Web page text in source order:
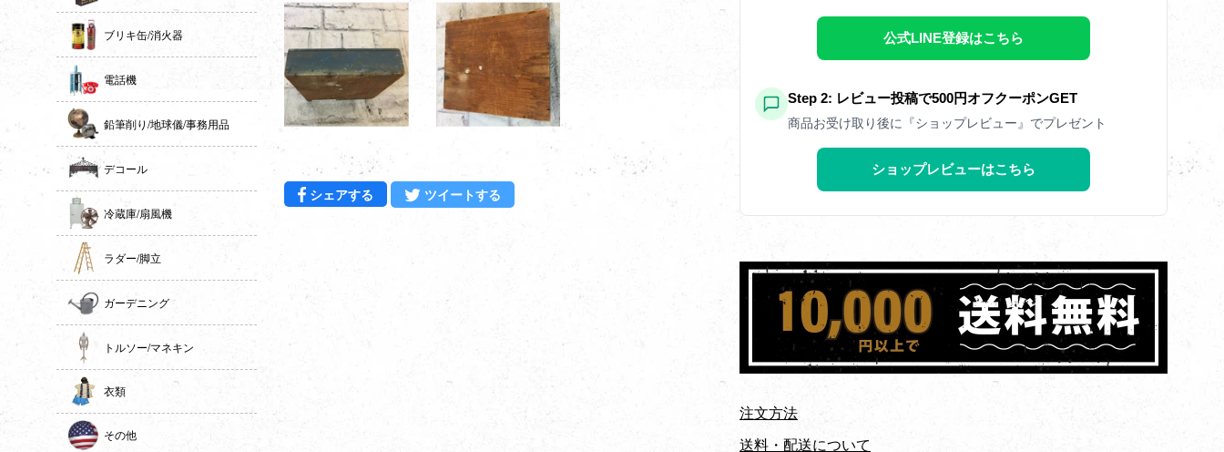
ブリキ缶/消火器
電話機
鉛筆削り/地球儀/事務用品
デコール
冷蔵庫/扇風機
ラダー/脚立
ガーデニング
トルソー/マネキン
衣類
その他
シェアする Facebookでシェアする
ツイートする
公式LINE登録はこちら
Step 2: レビュー投稿で500円オフクーポンGET
商品お受け取り後に『ショップレビュー』でプレゼント
ショップレビューはこちら
注文方法
送料・配送について